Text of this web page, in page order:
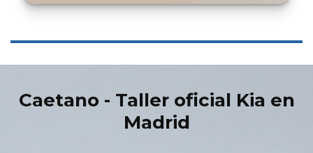
Caetano - Taller oficial Kia en
Madrid